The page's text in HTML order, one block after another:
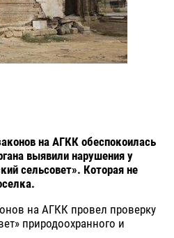
на АГКК обеспокоилась
выявили нарушения у
сельсовет». Которая не
на АГКК провел проверку
природоохранного и